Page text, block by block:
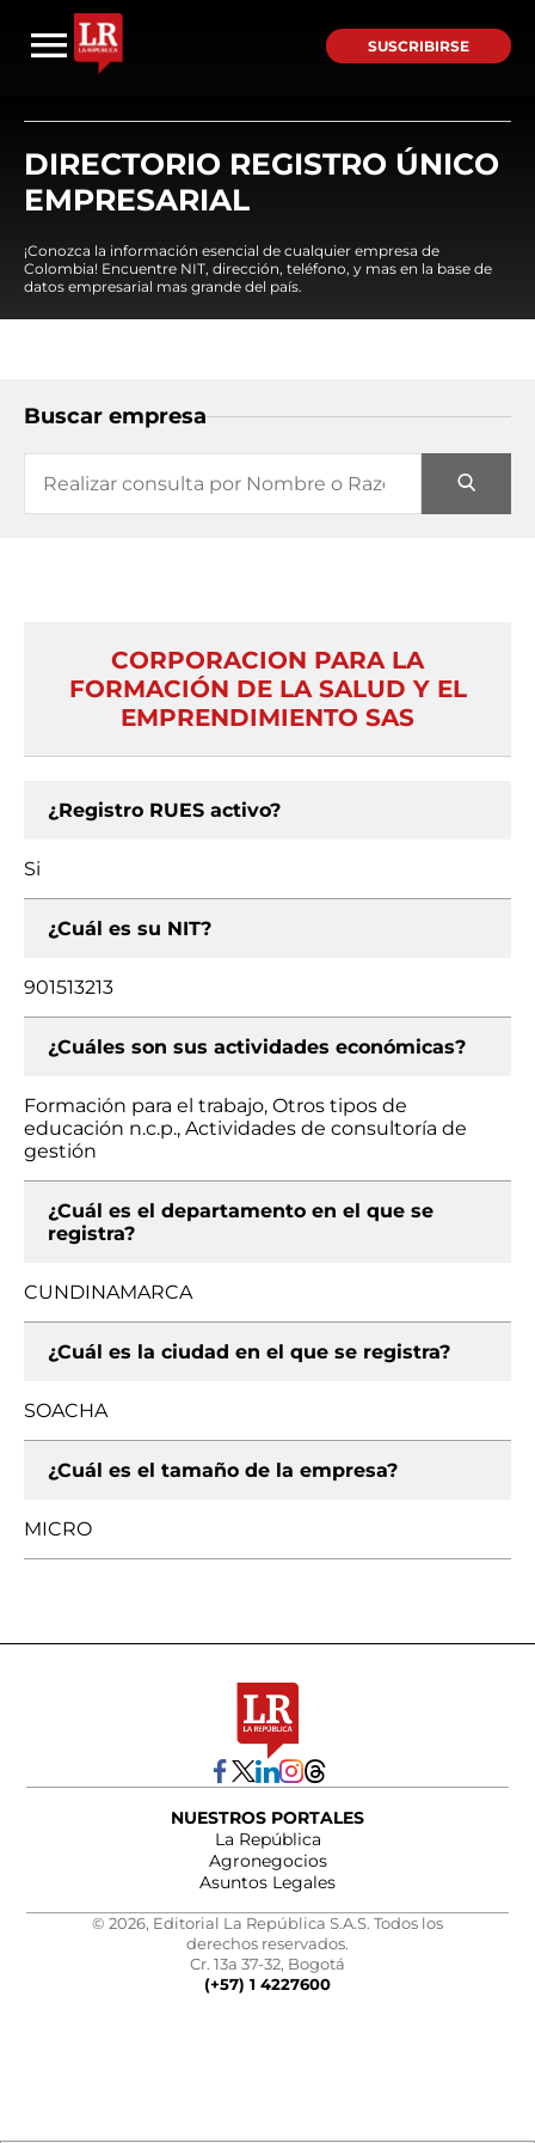
SUSCRIBIRSE
DIRECTORIO REGISTRO ÚNICO
EMPRESARIAL
¡Conozca la información esencial de cualquier empresa de
Colombia! Encuentre NIT, dirección, teléfono, y mas en la base de
datos empresarial mas grande del país.
Buscar empresa
CORPORACION PARA LA
FORMACIÓN DE LA SALUD Y EL
EMPRENDIMIENTO SAS
¿Registro RUES activo?
Si
¿Cuál es su NIT?
901513213
¿Cuáles son sus actividades económicas?
Formación para el trabajo, Otros tipos de
educación n.c.p., Actividades de consultoría de
gestión
¿Cuál es el departamento en el que se
registra?
CUNDINAMARCA
¿Cuál es la ciudad en el que se registra?
SOACHA
¿Cuál es el tamaño de la empresa?
MICRO
NUESTROS PORTALES
La República
Agronegocios
Asuntos Legales
© 2026, Editorial La República S.A.S. Todos los
derechos reservados.
Cr. 13a 37-32, Bogotá
(+57) 1 4227600